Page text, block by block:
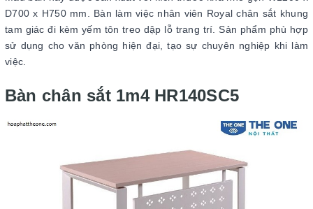
D700 x H750 mm. Bàn làm việc nhân viên Royal chân sắt khung
tam giác đi kèm yếm tôn treo dập lỗ trang trí. Sản phẩm phù hợp
sử dụng cho văn phòng hiện đại, tạo sự chuyên nghiệp khi làm
việc.
Bàn chân sắt 1m4 HR140SC5